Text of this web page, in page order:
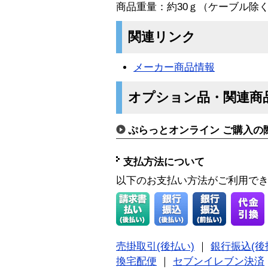
商品重量：約30ｇ（ケーブル除
関連リンク
メーカー商品情報
オプション品・関連商
ぷらっとオンライン ご購入の
支払方法について
以下のお支払い方法がご利用で
売掛取引(後払い)
銀行振込(後
換宅配便
セブンイレブン決済